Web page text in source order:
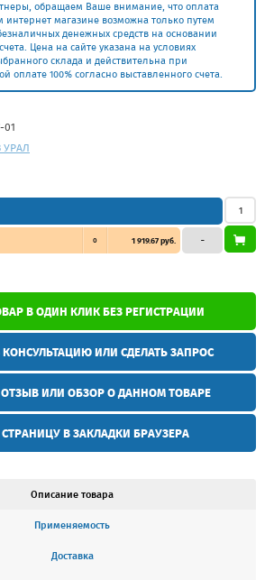
обращаем Ваше внимание, что оплата
интернет магазине возможна только путем
денежных средств на основании
Цена на сайте указана на условиях
склада и действительна при
оплате 100% согласно выставленного счета.
01
УРАЛ
0 1 919.67 руб. –
В ОДИН КЛИК БЕЗ РЕГИСТРАЦИИ
ИЛИ СДЕЛАТЬ ЗАПРОС
ИЛИ ОБЗОР О ДАННОМ ТОВАРЕ
В ЗАКЛАДКИ БРАУЗЕРА
Описание товара
Применяемость
Доставка